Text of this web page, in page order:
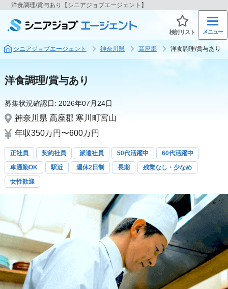
洋食調理/賞与あり【シニアジョブエージェント】
検討リスト メニュー
シニアジョブエージェント 神奈川県 高座郡 洋食調理/賞与あり
洋食調理/賞与あり
募集状況確認日: 2026年07月24日
神奈川県 高座郡 寒川町宮山
年収350万円〜600万円
正社員 契約社員 派遣社員 50代活躍中
60代活躍中
車通勤OK
駅近 週休2日制 長期
残業なし・少なめ
女性歓迎